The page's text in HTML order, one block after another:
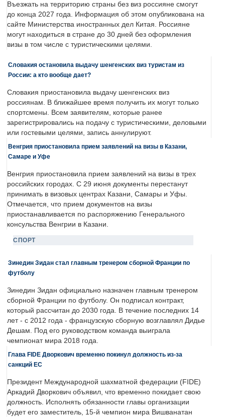
Въезжать на территорию страны без виз россияне смогут
до конца 2027 года. Информация об этом опубликована на
сайте Министерства иностранных дел Китая. Россияне
могут находиться в стране до 30 дней без оформления
визы в том числе с туристическими целями.
Словакия остановила выдачу шенгенских виз туристам из
России: а кто вообще дает?
Словакия приостановила выдачу шенгенских виз
россиянам. В ближайшее время получить их могут только
спортсмены. Всем заявителям, которые ранее
зарегистрировались на подачу с туристическими, деловыми
или гостевыми целями, запись аннулируют.
Венгрия приостановила прием заявлений на визы в Казани,
Самаре и Уфе
Венгрия приостановила прием заявлений на визы в трех
российских городах. С 29 июня документы перестанут
принимать в визовых центрах Казани, Самары и Уфы.
Отмечается, что прием документов на визы
приостанавливается по распоряжению Генерального
консульства Венгрии в Казани.
СПОРТ
Зинедин Зидан стал главным тренером сборной Франции по
футболу
Зинедин Зидан официально назначен главным тренером
сборной Франции по футболу. Он подписал контракт,
который рассчитан до 2030 года. В течение последних 14
лет - с 2012 года - французскую сборную возглавлял Дидье
Дешам. Под его руководством команда выиграла
чемпионат мира 2018 года.
Глава FIDE Дворкович временно покинул должность из-за
санкций ЕС
Президент Международной шахматной федерации (FIDE)
Аркадий Дворкович объявил, что временно покидает свою
должность. Исполнять обязанности главы организации
будет его заместитель, 15-й чемпион мира Вишванатан